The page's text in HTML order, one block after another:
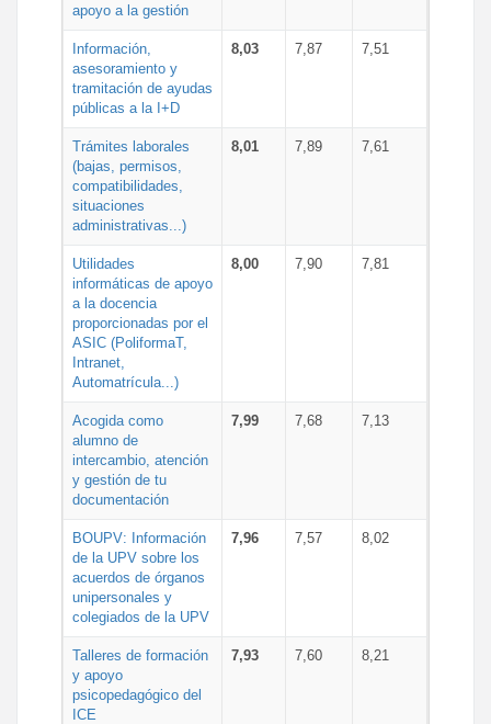
apoyo a la gestión
Información,
asesoramiento y
tramitación de ayudas
públicas a la I+D
8,03 7,87 7,51
Trámites laborales
(bajas, permisos,
compatibilidades,
situaciones
administrativas...)
8,01 7,89 7,61
Utilidades
informáticas de apoyo
a la docencia
proporcionadas por el
ASIC (PoliformaT,
Intranet,
Automatrícula...)
8,00 7,90 7,81
Acogida como
alumno de
intercambio, atención
y gestión de tu
documentación
7,99 7,68 7,13
BOUPV: Información
de la UPV sobre los
acuerdos de órganos
unipersonales y
colegiados de la UPV
7,96 7,57 8,02
Talleres de formación
y apoyo
psicopedagógico del
ICE
7,93 7,60 8,21